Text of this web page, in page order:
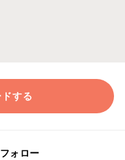
する
ォロー